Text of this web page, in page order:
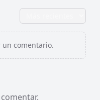
comentario.